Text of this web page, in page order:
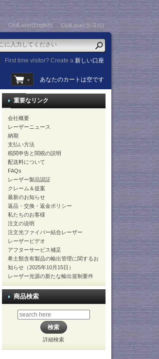
CivilLaser(English) CivilLaser(한국어)
First time visitor? Create a新しい口座
あなたのカートは空です
重要なリンク
会社概要
レーザーニュース
納期
支払い方法
税関申告と関税の説明
配送料について
FAQs
レーザー製品認証
クレーム＆提案
最新のお知らせ
返品・交換・返金ポリシー
私たちのお客様
注文の说明
注文光ファイバー結合レーザー
レーザービデオ
アフターサービス補足
希土類含有製品の輸出管理に関するお
知らせ（2025年10月15日）
レーザー光源の新たな輸出規制要件
商品検索
詳細検索